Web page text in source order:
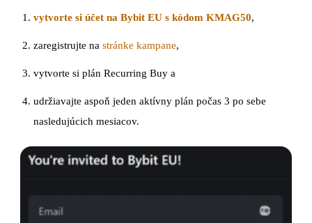
vytvorte si účet na Bybit EU s kódom KMAG50,
zaregistrujte na stránke kampane,
vytvorte si plán Recurring Buy a
udržiavajte aspoň jeden aktívny plán počas 3 po sebe
nasledujúcich mesiacov.